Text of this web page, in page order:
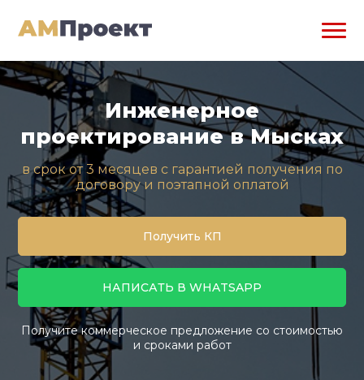
Инженерное
проектирование в Мысках
в срок от 3 месяцев с гарантией получения по
договору и поэтапной оплатой
Получить КП
НАПИСАТЬ В WHATSAPP
Получите коммерческое предложение со стоимостью
и сроками работ